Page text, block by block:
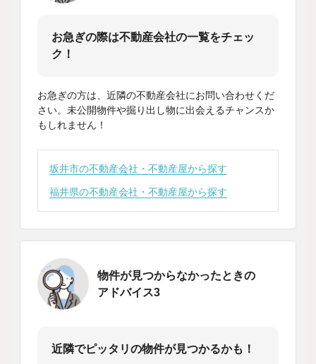
お急ぎの際は不動産会社の一覧をチェッ
ク！
お急ぎの方は、近隣の不動産会社にお問い合わせくだ
さい。未公開物件や掘り出し物に出会えるチャンスか
もしれません！
坂井市の不動産会社・不動産屋から探す
福井県の不動産会社・不動産屋から探す
物件が見つからなかったときの
アドバイス3
近隣でピッタリの物件が見つかるかも！